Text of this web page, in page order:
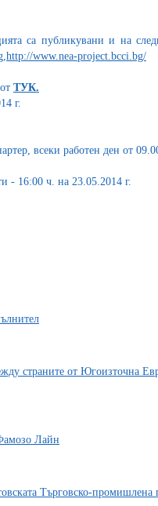
са публикувани и на
,http://www.nea-project.bcci.bg/
ТУК.
г.
всеки работен ден от
- 16:00 ч. на 23.05.2014 г.
страните от Югоизточна
Лайн
Търговско-промишлена